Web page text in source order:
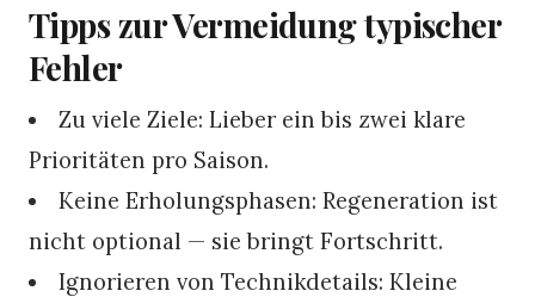
Tipps zur Vermeidung typischer
Fehler
Zu viele Ziele: Lieber ein bis zwei klare
Prioritäten pro Saison.
Keine Erholungsphasen: Regeneration ist
nicht optional — sie bringt Fortschritt.
Ignorieren von Technikdetails: Kleine